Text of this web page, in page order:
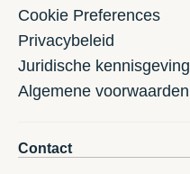
Cookie Preferences
Privacybeleid
Juridische kennisgeving
Algemene voorwaarden
Contact